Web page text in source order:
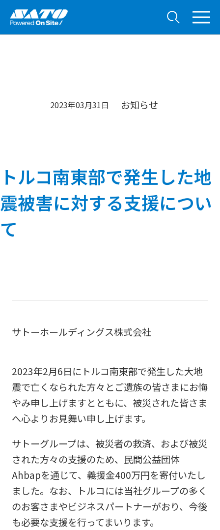
2023年03月31日 お知らせ
トルコ南東部で発生した地
震被害に対する支援につい
て
サトーホールディングス株式会社
2023年2月6日にトルコ南東部で発生した大地
震で亡くなられた方々とご遺族の皆さまにお悔
やみ申し上げますとともに、被災された皆さま
へ心よりお見舞い申し上げます。
サトーグループは、被災者の救済、および被災
された方々の支援のため、民間公益団体
Ahbapを通じて、義援金400万円を寄付いたし
ました。なお、トルコには当社グループの多く
のお客さまやビジネスパートナーがおり、今後
も必要な支援を行ってまいります。